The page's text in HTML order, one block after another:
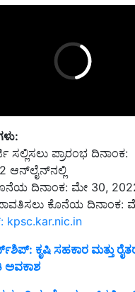
ಸಲ್ಲಿಸಲು ಪ್ರಾರಂಭ ದಿನಾಂಕ:
ಆನ್‌ಲೈನ್‌ನಲ್ಲಿ
ದಿನಾಂಕ: ಮೇ 30,
ಪಾವತಿಸಲು ಕೊನೆಯ ದಿನಾಂಕ:
ಕೃಷಿ ಸಹಕಾರ ಮತ್ತು
ಅವಕಾಶ